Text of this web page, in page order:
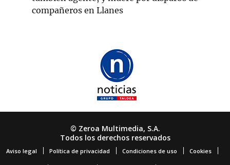
compañeros en Llanes
© Zeroa Multimedia, S.A.
Todos los derechos reservados
Aviso legal Política de privacidad Condiciones de uso Cookies